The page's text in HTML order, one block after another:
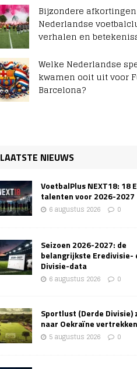
Bijzondere afkortingen
Nederlandse
verhalen en
Welke Nederlandse
kwamen ooit uit voor
Barcelona?
LAATSTE NIEUWS
VoetbalPlus NEXT18: 18
talenten voor 2026-2027
6 augustus 2026 0
Seizoen 2026-2027: de
belangrijkste Eredivisie-
Divisie-data
6 augustus 2026 0
Sportlust (Derde Divisie)
naar Oekraïne vertrekken
5 augustus 2026 0